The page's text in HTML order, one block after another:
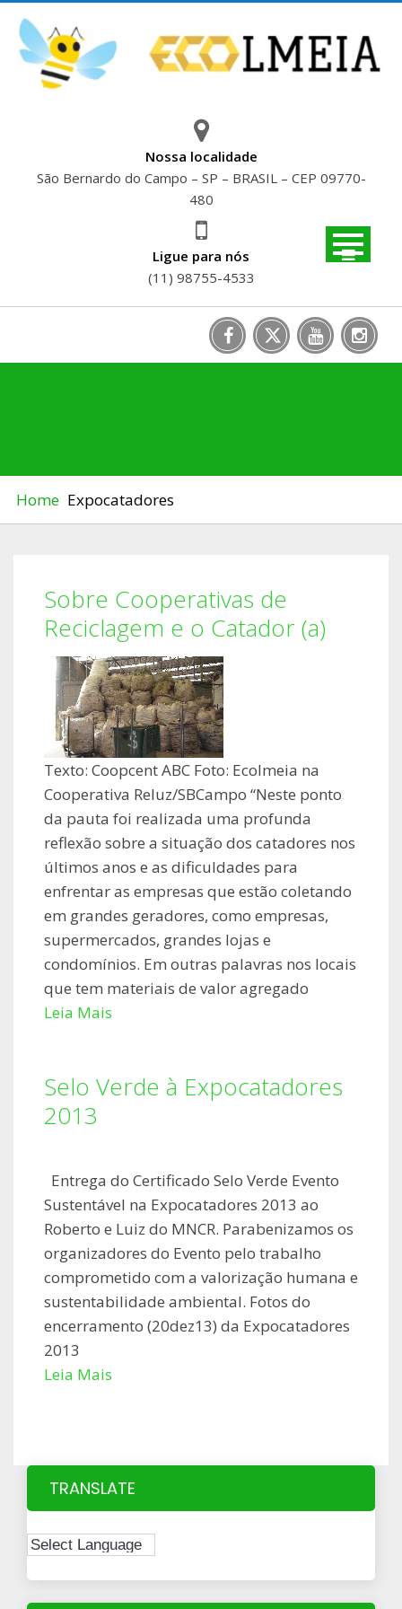
content
Nossa localidade
São Bernardo do Campo – SP – BRASIL – CEP 09770-
480
Ligue para nós
(11) 98755-4533
Home Expocatadores
Sobre Cooperativas de
Reciclagem e o Catador (a)
Texto: Coopcent ABC Foto: Ecolmeia na
Cooperativa Reluz/SBCampo “Neste ponto
da pauta foi realizada uma profunda
reflexão sobre a situação dos catadores nos
últimos anos e as dificuldades para
enfrentar as empresas que estão coletando
em grandes geradores, como empresas,
supermercados, grandes lojas e
condomínios. Em outras palavras nos locais
que tem materiais de valor agregado
Leia Mais
Selo Verde à Expocatadores
2013
Entrega do Certificado Selo Verde Evento
Sustentável na Expocatadores 2013 ao
Roberto e Luiz do MNCR. Parabenizamos os
organizadores do Evento pelo trabalho
comprometido com a valorização humana e
sustentabilidade ambiental. Fotos do
encerramento (20dez13) da Expocatadores
2013
Leia Mais
TRANSLATE